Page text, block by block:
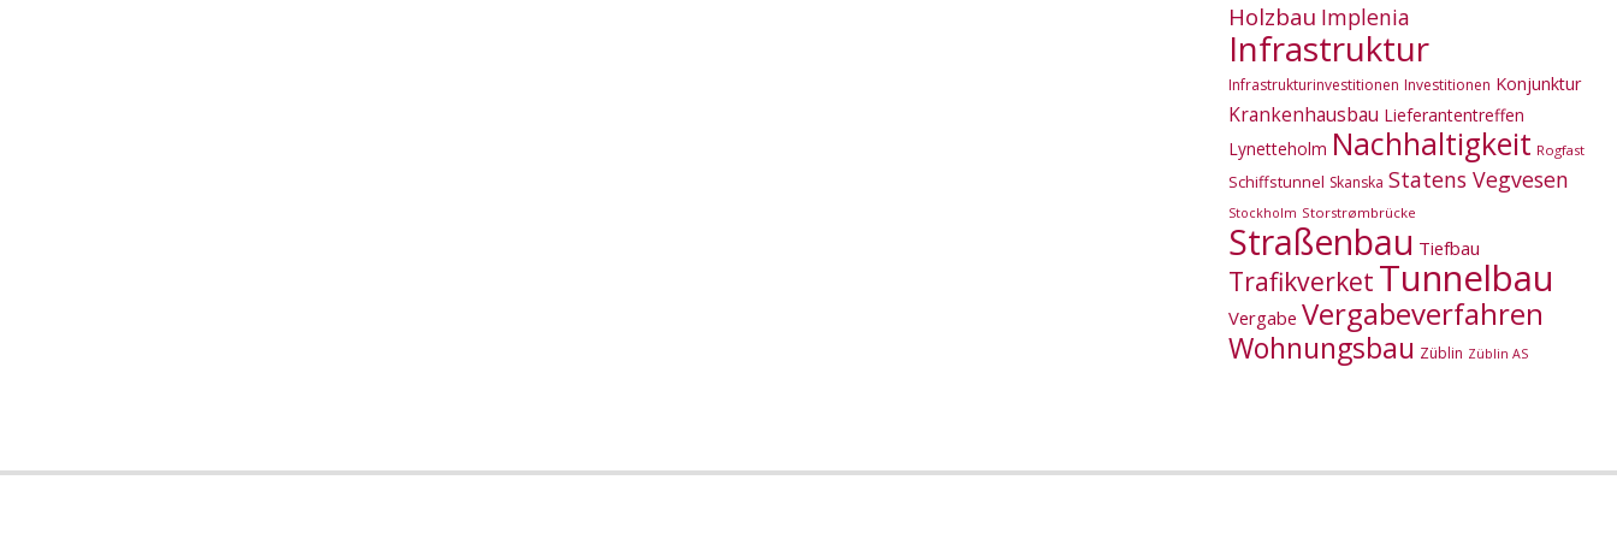
Holzbau Implenia
Infrastruktur
Infrastrukturinvestitionen Investitionen Konjunktur
Krankenhausbau Lieferantentreffen
Lynetteholm Nachhaltigkeit Rogfast
Schiffstunnel Skanska Statens Vegvesen
Stockholm Storstrømbrücke
Straßenbau Tiefbau
Trafikverket Tunnelbau
Vergabe Vergabeverfahren
Wohnungsbau Züblin Züblin AS